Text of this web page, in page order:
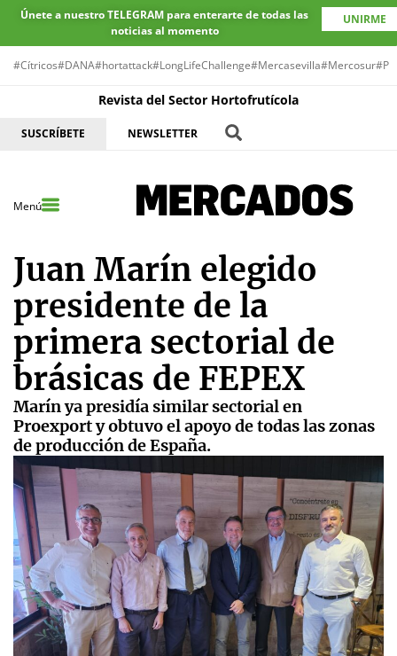
Únete a nuestro TELEGRAM para enterarte de todas las
noticias al momento
UNIRME
#Cítricos#DANA#hortattack#LongLifeChallenge#Mercasevilla#Mercosur
Revista del Sector Hortofrutícola
SUSCRÍBETE NEWSLETTER
Menú
Juan Marín elegido
presidente de la
primera sectorial de
brásicas de FEPEX
Marín ya presidía similar sectorial en
Proexport y obtuvo el apoyo de todas las zonas
de producción de España.